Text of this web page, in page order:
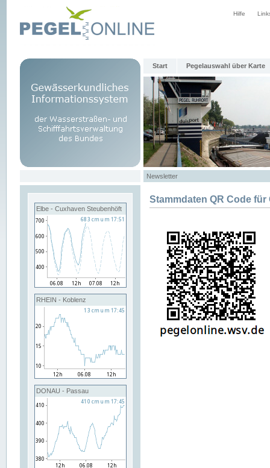
Hilfe
Start Pegelauswahl über Karte
Newsletter
Elbe - Cuxhaven Steubenhöft
RHEIN - Koblenz
DONAU - Passau
Stammdaten QR Code für